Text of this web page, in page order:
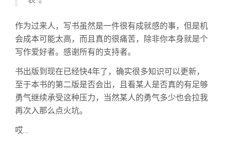
作为过来人，写书虽然是一件很有成就感的事，但是机
会成本可能太高，而且真的很痛苦，除非你本身就是个
写作爱好者。感谢所有的支持者。
书出版到现在已经快4年了，确实很多知识可以更新，
至于本书的第二版是否会出，且看某人是否真的有足够
勇气继续承受这种压力，当然某人的勇气多少也会拉我
再次入那么点火坑。
哎…